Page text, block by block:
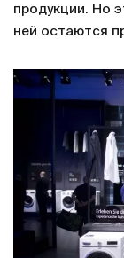
продукции. Но
ней остаются